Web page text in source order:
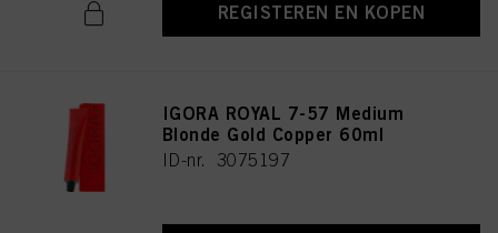
REGISTEREN EN KOPEN
IGORA ROYAL 7-57 Medium
Blonde Gold Copper 60ml
ID-nr. 3075197